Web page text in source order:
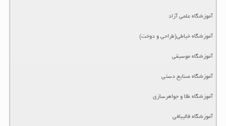
آموزشگاه علمی آزاد
آموزشگاه خیاطی(طراحی و دوخت)
آموزشگاه موسیقی
آموزشگاه صنایع دستی
آموزشگاه طلا و جواهرسازی
آموزشگاه قالیبافی